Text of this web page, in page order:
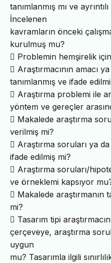
tanımlanmış mı ve
İncelenen
kavramların önceki
kurulmuş mu?
 Problemin hemşirelik
 Araştırmacının amacı
tanımlanmış ve ifade
 Araştırma problemi ile
yöntem ve gereçler
 Makalede araştırma
verilmiş mi?
 Araştırma soruları ya
ifade edilmiş mi?
 Araştırma soruları/
ve örneklemi kapsıyor
 Makalede araştırmanın
mi?
 Tasarım tipi
çerçeveye, araştırma
uygun
mu? Tasarımla ilgili